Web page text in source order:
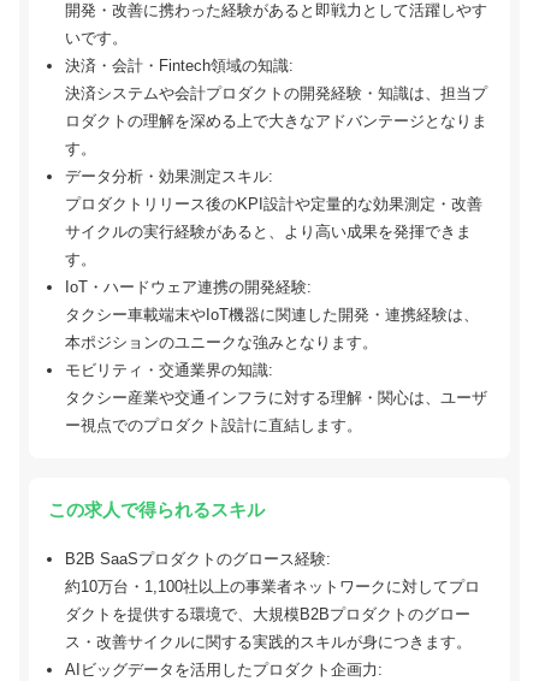
開発・改善に携わった経験があると即戦力として活躍しやす
いです。
決済・会計・Fintech領域の知識:
決済システムや会計プロダクトの開発経験・知識は、担当プ
ロダクトの理解を深める上で大きなアドバンテージとなりま
す。
データ分析・効果測定スキル:
プロダクトリリース後のKPI設計や定量的な効果測定・改善
サイクルの実行経験があると、より高い成果を発揮できま
す。
IoT・ハードウェア連携の開発経験:
タクシー車載端末やIoT機器に関連した開発・連携経験は、
本ポジションのユニークな強みとなります。
モビリティ・交通業界の知識:
タクシー産業や交通インフラに対する理解・関心は、ユーザ
ー視点でのプロダクト設計に直結します。
この求人で得られるスキル
B2B SaaSプロダクトのグロース経験:
約10万台・1,100社以上の事業者ネットワークに対してプロ
ダクトを提供する環境で、大規模B2Bプロダクトのグロー
ス・改善サイクルに関する実践的スキルが身につきます。
AIビッグデータを活用したプロダクト企画力: